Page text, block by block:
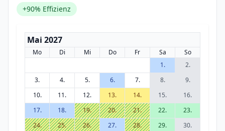
+90% Effizienz
Mai 2027
Mo Di Mi Do Fr Sa
So
1.
2.
3.
4. 5. 6. 7. 8.
9.
10.
11. 12. 13. 14. 15.
16.
17.
18. 19. 20. 21. 22.
23.
24.
25. 26. 27. 28. 29.
30.